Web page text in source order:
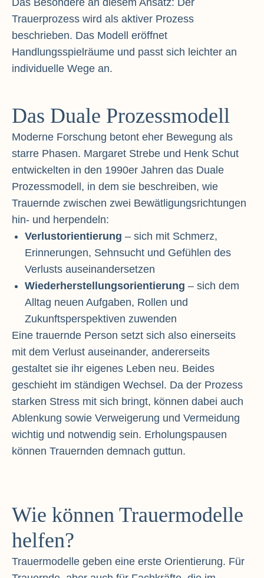
Das Besondere an diesem Ansatz: Der
Trauerprozess wird als aktiver Prozess
beschrieben. Das Modell eröffnet
Handlungsspielräume und passt sich leichter an
individuelle Wege an.
Das Duale Prozessmodell
Moderne Forschung betont eher Bewegung als
starre Phasen. Margaret Strebe und Henk Schut
entwickelten in den 1990er Jahren das Duale
Prozessmodell, in dem sie beschreiben, wie
Trauernde zwischen zwei Bewätligungsrichtungen
hin- und herpendeln:
Verlustorientierung – sich mit Schmerz,
Erinnerungen, Sehnsucht und Gefühlen des
Verlusts auseinandersetzen
Wiederherstellungsorientierung – sich dem
Alltag neuen Aufgaben, Rollen und
Zukunftsperspektiven zuwenden
Eine trauernde Person setzt sich also einerseits
mit dem Verlust auseinander, andererseits
gestaltet sie ihr eigenes Leben neu. Beides
geschieht im ständigen Wechsel. Da der Prozess
starken Stress mit sich bringt, können dabei auch
Ablenkung sowie Verweigerung und Vermeidung
wichtig und notwendig sein. Erholungspausen
können Trauernden demnach guttun.
Wie können Trauermodelle
helfen?
Trauermodelle geben eine erste Orientierung. Für